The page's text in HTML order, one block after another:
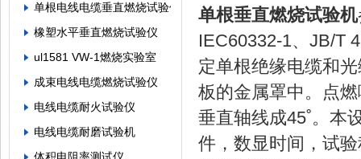
单根电线电缆垂直燃烧试验仪
橡塑水平垂直燃烧试验仪
ul1581 VW-1燃烧实验室
成束电线电缆燃烧试验仪
电线电缆耐火试验仪
电线电缆耐磨试验机
单根垂直燃烧试验机
IEC60332-1、JB/T
定单根绝缘电缆和
板的金属罩中。点
垂直轴线成45˚。本
件，数显时间，试